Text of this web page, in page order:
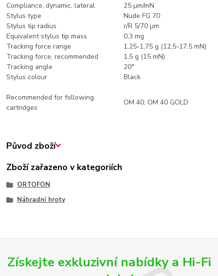
Compliance, dynamic, lateral
25 µm/mN
Stylus type
Nude FG 70
Stylus tip radius
r/R 5/70 µm
Equivalent stylus tip mass
0,3 mg
Tracking force range
1,25-1,75 g (12,5-17,5 mN)
Tracking force, recommended
1,5 g (15 mN)
Tracking angle
20°
Stylus colour
Black
Recommended for following
cartridges
OM 40, OM 40 GOLD
Původ zboží
Zboží zařazeno v kategoriích
ORTOFON
Náhradní hroty
Získejte exkluzivní nabídky a Hi-Fi